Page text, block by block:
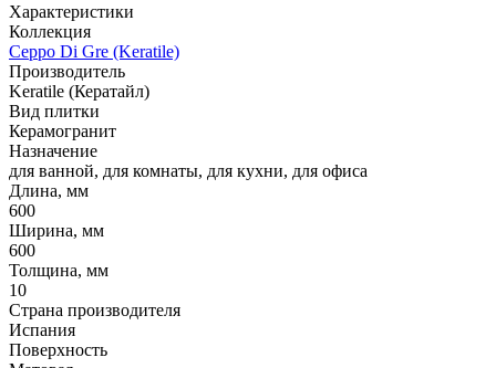
Характеристики
Коллекция
Ceppo Di Gre (Keratile)
Производитель
Keratile (Кератайл)
Вид плитки
Керамогранит
Назначение
для ванной, для комнаты, для кухни, для офиса
Длина, мм
600
Ширина, мм
600
Толщина, мм
10
Страна производителя
Испания
Поверхность